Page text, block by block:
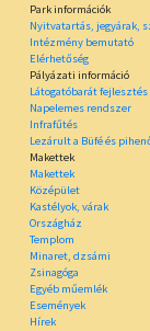
Park információk
Nyitvatartás, jegyárak,
Intézmény bemutató
Elérhetőség
Pályázati információ
Látogatóbarát fejlesztés
Napelemes rendszer
Infrafűtés
Lezárult a Büfé és
Makettek
Makettek
Középület
Kastélyok, várak
Országház
Templom
Minaret, dzsámi
Zsinagóga
Egyéb műemlék
Események
Hírek